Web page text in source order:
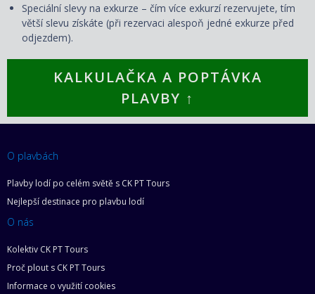
Speciální slevy na exkurze – čím více exkurzí rezervujete, tím
větší slevu získáte (při rezervaci alespoň jedné exkurze před
odjezdem).
KALKULAČKA A POPTÁVKA
PLAVBY ↑
O plavbách
Plavby lodí po celém světě s CK PT Tours
Nejlepší destinace pro plavbu lodí
O nás
Kolektiv CK PT Tours
Proč plout s CK PT Tours
Informace o využití cookies